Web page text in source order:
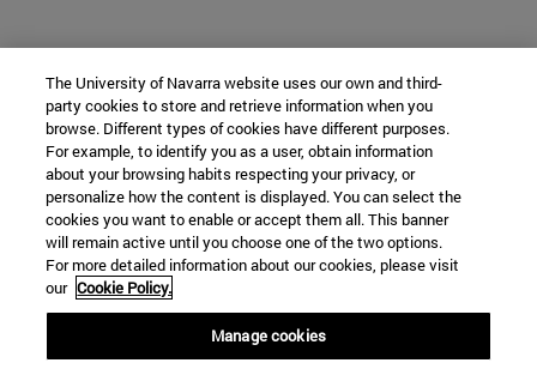
The University of Navarra website uses our own and third-
party cookies to store and retrieve information when you
browse. Different types of cookies have different purposes.
For example, to identify you as a user, obtain information
about your browsing habits respecting your privacy, or
personalize how the content is displayed. You can select the
cookies you want to enable or accept them all. This banner
will remain active until you choose one of the two options.
For more detailed information about our cookies, please visit
our Cookie Policy.
Manage cookies